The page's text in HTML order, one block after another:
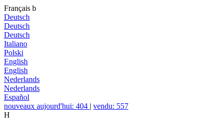
Français b
Deutsch
Deutsch
Deutsch
Italiano
Polski
English
English
Nederlands
Nederlands
Español
nouveaux aujourd'hui: 404 | vendu: 557
H